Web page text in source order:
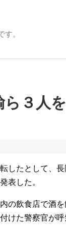
。
ら３
したとして、
表した。
の飲食店で酒
けた警察官が